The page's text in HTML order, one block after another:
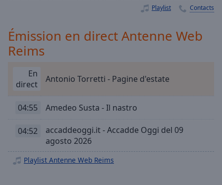
Playback
Rate
Chapters
Chapters
descriptions
selected
Subtitles
Playlist Contacts
Émission en direct Antenne Web
Reims
En
direct
Antonio Torretti - Pagine d'estate
04:55 Amedeo Susta - Il nastro
04:52
accaddeoggi.it - Accadde Oggi del 09
agosto 2026
Playlist Antenne Web Reims